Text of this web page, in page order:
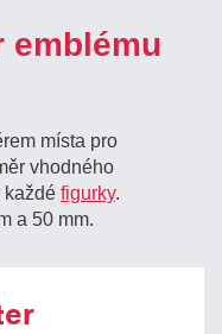
emblému
místa pro
vhodného
každéfigurky.
a 50 mm.